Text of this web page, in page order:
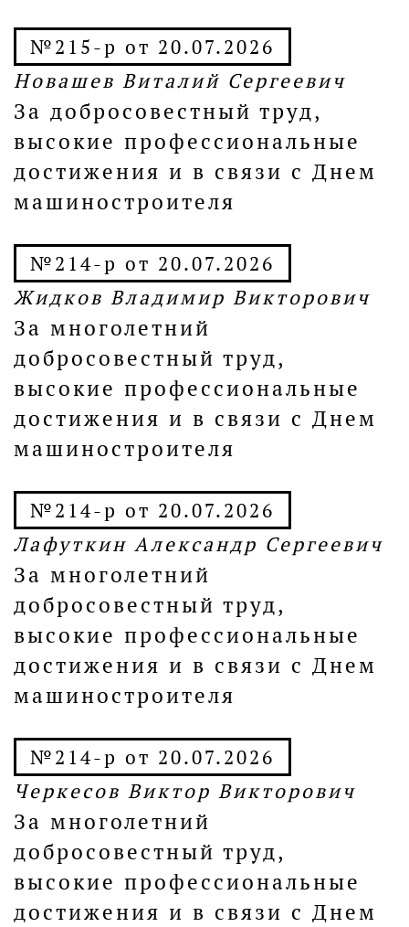
№215-р от 20.07.2026
Новашев Виталий Сергеевич
За добросовестный труд,
высокие профессиональные
достижения и в связи с Днем
машиностроителя
№214-р от 20.07.2026
Жидков Владимир Викторович
За многолетний
добросовестный труд,
высокие профессиональные
достижения и в связи с Днем
машиностроителя
№214-р от 20.07.2026
Лафуткин Александр Сергеевич
За многолетний
добросовестный труд,
высокие профессиональные
достижения и в связи с Днем
машиностроителя
№214-р от 20.07.2026
Черкесов Виктор Викторович
За многолетний
добросовестный труд,
высокие профессиональные
достижения и в связи с Днем